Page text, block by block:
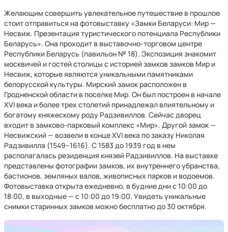
Желающим совершить увлекательное путешествие в прошлое
стоит отправиться на фотовыставку «Замки Беларуси: Мир —
Несвиж. Презентация туристического потенциала Республики
Беларусь». Она проходит в выставочно-торговом центре
Республики Беларусь (павильон № 18). Экспозиция знакомит
москвичей и гостей столицы с историей замков замков Мир и
Несвиж, которые являются уникальными памятниками
белорусской культуры. Мирский замок расположен в
Гродненской области в поселке Мир. Он был построен в начале
XVI века и более трех столетий принадлежал влиятельному и
богатому княжескому роду Радзивиллов. Сейчас дворец
входит в замково-парковый комплекс «Мир». Другой замок —
Несвижский — возвели в конце XVI века по заказу Николая
Радзивилла (1549–1616). С 1583 до 1939 год в нем
располагалась резиденция князей Радзивиллов. На выставке
представлены фотографии замков, их внутреннего убранства,
бастионов, земляных валов, живописных парков и водоемов.
Фотовыставка открыта ежедневно, в будние дни с 10:00 до
18:00, в выходные — с 10:00 до 19:00. Увидеть уникальные
снимки старинных замков можно бесплатно до 30 октября.